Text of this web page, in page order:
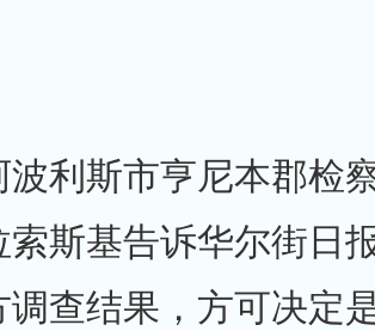
波利斯市亨尼本郡检
索斯基告诉华尔街日
调查结果，方可决定